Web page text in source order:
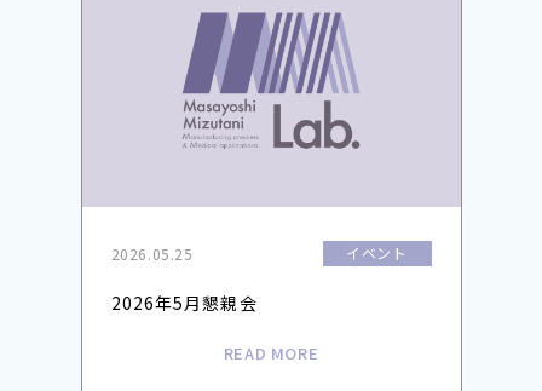
2026.05.25 イベント
2026年5月懇親会
READ MORE